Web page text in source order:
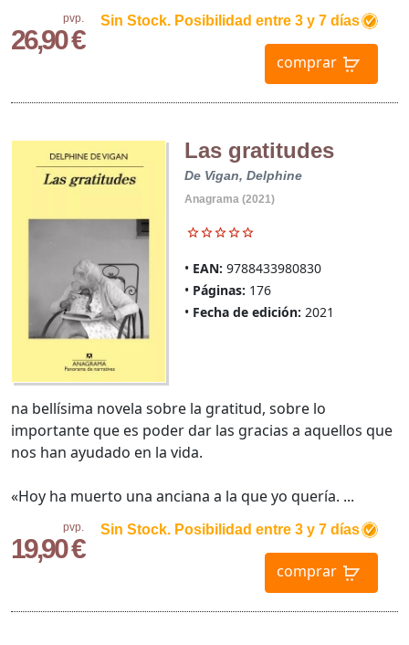
pvp.
26,90 €
Sin Stock. Posibilidad entre 3 y 7 días
comprar
Las gratitudes
De Vigan, Delphine
Anagrama (2021)
EAN: 9788433980830
Páginas: 176
Fecha de edición: 2021
pvp.
19,90 €
Sin Stock. Posibilidad entre 3 y 7 días
comprar
na bellísima novela sobre la gratitud, sobre lo
importante que es poder dar las gracias a aquellos que
nos han ayudado en la vida.
«Hoy ha muerto una anciana a la que yo quería. ...